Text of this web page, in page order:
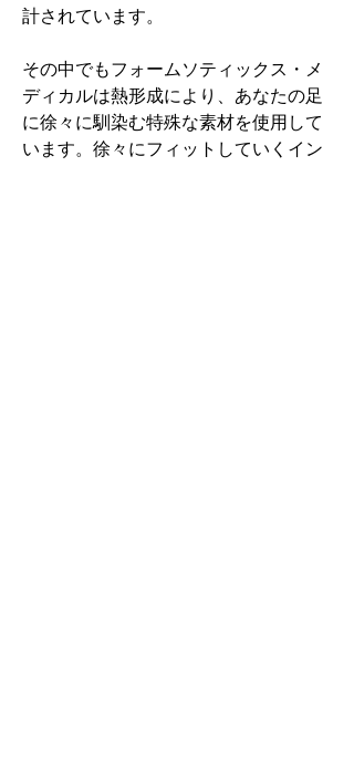
計されています。
その中でもフォームソティックス・メ
ディカルは熱形成により、あなたの足
に徐々に馴染む特殊な素材を使用して
います。徐々にフィットしていくイン